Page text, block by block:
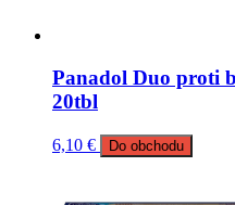
Panadol Duo proti
20tbl
6,10 € Do obchodu